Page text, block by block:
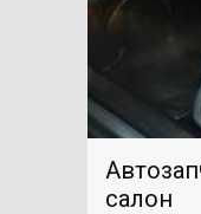
салон